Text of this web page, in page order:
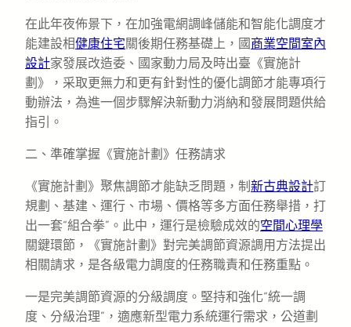
在此年夜佈景下，在加強電網調峰儲能和智能化調度才
能建設相健康住宅關後期任務基礎上，國商業空間室內
設計家發展改造委、國家動力局及時出臺《實施計
劃》，采取更無力和更有針對性的優化調節才能專項行
動辦法，為進一個步驟解決新動力消納和發展問題供給
指引。
二、準確掌握《實施計劃》任務請求
《實施計劃》聚焦調節才能缺乏問題，制 新古典設計訂
規劃、基建、運行、市場、價格等多方面任務舉措，打
出一套“組合拳”。此中，運行是檢驗成效的空間心理學
關鍵環節，《實施計劃》對完美調節資源調用方法提出
相關請求，是各級電力調度的任務職責和任務重點。
一是完美調節資源的分級調度。堅持和強化“統一調
度、分級治理”，適應新型電力系統運行需求，公道劃